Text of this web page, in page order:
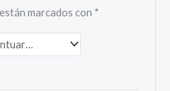
marcados con *